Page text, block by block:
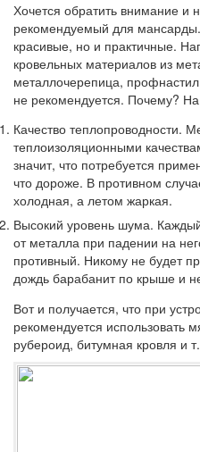
Хочется обратить внимание и
рекомендуемый для
красивые, но и практичные.
кровельных материалов из
металлочерепица,
не рекомендуется. Почему? На
Качество теплопроводности.
теплоизоляционными
значит, что потребуется
что дороже. В противном
холодная, а летом жаркая.
Высокий уровень шума.
от металла при падении на
противный. Никому не будет
дождь барабанит по крыше и
Вот и получается, что при
рекомендуется использовать
рубероид, битумная кровля и